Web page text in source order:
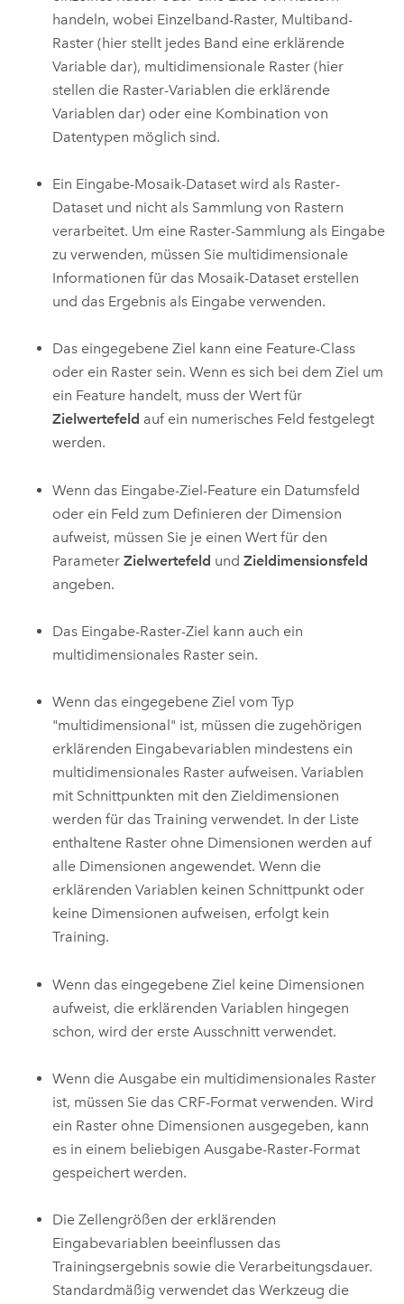
handeln, wobei Einzelband-Raster, Multiband-
Raster (hier stellt jedes Band eine erklärende
Variable dar), multidimensionale Raster (hier
stellen die Raster-Variablen die erklärende
Variablen dar) oder eine Kombination von
Datentypen möglich sind.
Ein Eingabe-Mosaik-Dataset wird als Raster-
Dataset und nicht als Sammlung von Rastern
verarbeitet. Um eine Raster-Sammlung als Eingabe
zu verwenden, müssen Sie multidimensionale
Informationen für das Mosaik-Dataset erstellen
und das Ergebnis als Eingabe verwenden.
Das eingegebene Ziel kann eine Feature-Class
oder ein Raster sein. Wenn es sich bei dem Ziel um
ein Feature handelt, muss der Wert für
Zielwertefeld auf ein numerisches Feld festgelegt
werden.
Wenn das Eingabe-Ziel-Feature ein Datumsfeld
oder ein Feld zum Definieren der Dimension
aufweist, müssen Sie je einen Wert für den
ParameterZielwertefeld undZieldimensionsfeld
angeben.
Das Eingabe-Raster-Ziel kann auch ein
multidimensionales Raster sein.
Wenn das eingegebene Ziel vom Typ
"multidimensional" ist, müssen die zugehörigen
erklärenden Eingabevariablen mindestens ein
multidimensionales Raster aufweisen. Variablen
mit Schnittpunkten mit den Zieldimensionen
werden für das Training verwendet. In der Liste
enthaltene Raster ohne Dimensionen werden auf
alle Dimensionen angewendet. Wenn die
erklärenden Variablen keinen Schnittpunkt oder
keine Dimensionen aufweisen, erfolgt kein
Training.
Wenn das eingegebene Ziel keine Dimensionen
aufweist, die erklärenden Variablen hingegen
schon, wird der erste Ausschnitt verwendet.
Wenn die Ausgabe ein multidimensionales Raster
ist, müssen Sie das CRF-Format verwenden. Wird
ein Raster ohne Dimensionen ausgegeben, kann
es in einem beliebigen Ausgabe-Raster-Format
gespeichert werden.
Die Zellengrößen der erklärenden
Eingabevariablen beeinflussen das
Trainingsergebnis sowie die Verarbeitungsdauer.
Standardmäßig verwendet das Werkzeug die